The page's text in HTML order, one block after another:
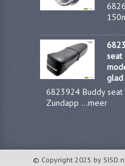
seat
glad
6823924 Buddy seat
Zundapp ...meer
© Copyright 2025 by